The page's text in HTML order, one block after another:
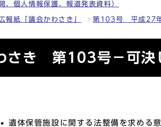
、個人情報保護、報道発表資料）
報紙「議会かわさき」 第103号 平成27
さき 第103号－可決
遺体保管施設に関する法整備を求める